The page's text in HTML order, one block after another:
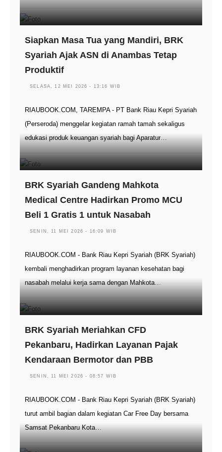
Siapkan Masa Tua yang Mandiri, BRK
Syariah Ajak ASN di Anambas Tetap
Produktif
SELASA, 12 MEI 2026 - 13:16 WIB
RIAUBOOK.COM, TAREMPA - PT Bank Riau Kepri Syariah
(Perseroda) menggelar kegiatan ramah tamah sekaligus
edukasi produk keuangan syariah bagi Aparatur…
BRK Syariah Gandeng Mahkota
Medical Centre Hadirkan Promo MCU
Beli 1 Gratis 1 untuk Nasabah
SENIN, 11 MEI 2026 - 16:09 WIB
RIAUBOOK.COM - Bank Riau Kepri Syariah (BRK Syariah)
kembali menghadirkan program layanan kesehatan bagi
nasabah melalui kerja sama dengan Mahkota…
BRK Syariah Meriahkan CFD
Pekanbaru, Hadirkan Layanan Pajak
Kendaraan Bermotor dan PBB
SENIN, 11 MEI 2026 - 08:57 WIB
RIAUBOOK.COM - Bank Riau Kepri Syariah (BRK Syariah)
turut ambil bagian dalam kegiatan Car Free Day bersama
Samsat Pekanbaru Kota…